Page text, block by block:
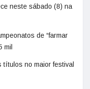
neste sábado (8) na
de “farmar
mil
títulos no maior festival